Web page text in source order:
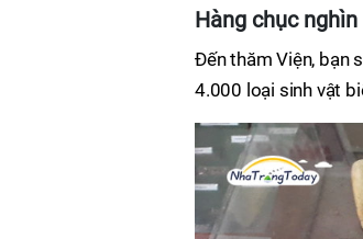
Hàng chục
Đến thăm Viện, bạn
4.000 loại sinh vật